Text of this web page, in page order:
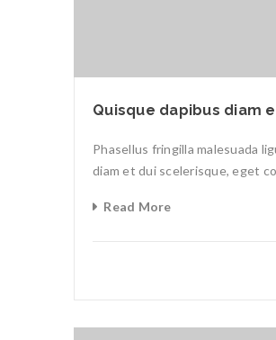
Quisque dapibus diam
Phasellus fringilla malesuada
diam et dui scelerisque, eget
Read More